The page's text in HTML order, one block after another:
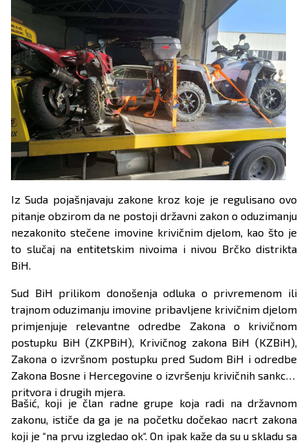
Iz Suda pojašnjavaju zakone kroz koje je regulisano ovo
pitanje obzirom da ne postoji državni zakon o oduzimanju
nezakonito stečene imovine krivičnim djelom, kao što je
to slučaj na entitetskim nivoima i nivou Brčko distrikta
BiH.
Sud BiH prilikom donošenja odluka o privremenom ili
trajnom oduzimanju imovine pribavljene krivičnim djelom
primjenjuje relevantne odredbe Zakona o krivičnom
postupku BiH (ZKPBiH), Krivičnog zakona BiH (KZBiH),
Zakona o izvršnom postupku pred Sudom BiH i odredbe
Zakona Bosne i Hercegovine o izvršenju krivičnih sankcija
pritvora i drugih mjera.
Bašić, koji je član radne grupe koja radi na državnom
zakonu, ističe da ga je na početku dočekao nacrt zakona
koji je “na prvu izgledao ok“. On ipak kaže da su u skladu sa